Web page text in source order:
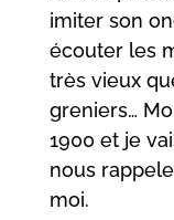
imiter son
écouter les
très vieux
greniers…
1900 et je
nous
moi.